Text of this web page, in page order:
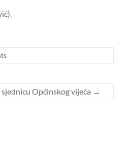
sjednicu Općinskog vijeća →